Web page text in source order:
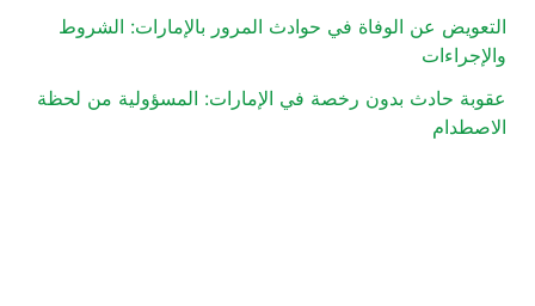
التعويض عن الوفاة في حوادث المرور بالإمارات: الشروط
والإجراءات
عقوبة حادث بدون رخصة في الإمارات: المسؤولية من لحظة
الاصطدام